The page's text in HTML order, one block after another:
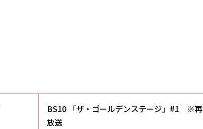
BS10 「ザ・ゴールデンステージ」#1 ※再
放送